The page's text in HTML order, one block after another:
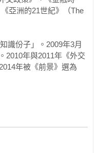
我在成年後才發現這些
但了解生活對他很不
住在一起。當時，他
亞洲的21世紀》（The
識份子」。2009年3月
2010年與2011年《外交
年被《前景》選為